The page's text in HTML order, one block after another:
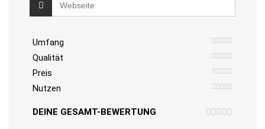
Umfang
Qualität
Preis
Nutzen
DEINE GESAMT-BEWERTUNG